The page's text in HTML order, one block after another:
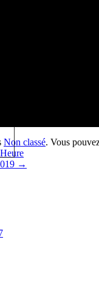
Non classé. Vous
→